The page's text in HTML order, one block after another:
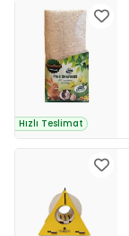
Hızlı Teslimat